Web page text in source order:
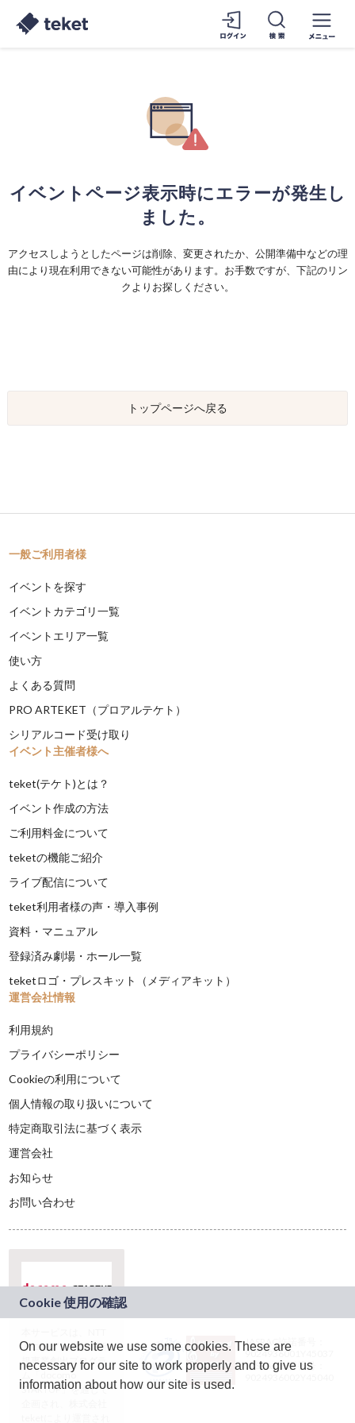
イベントページ表示時にエラーが発生し
ました。
アクセスしようとしたページは削除、変更されたか、公開準備中などの理
由により現在利用できない可能性があります。お手数ですが、下記のリン
クよりお探しください。
トップページへ戻る
一般ご利用者様
イベントを探す
イベントカテゴリ一覧
イベントエリア一覧
使い方
よくある質問
PRO ARTEKET（プロアルテケト）
シリアルコード受け取り
イベント主催者様へ
teket(テケト)とは？
イベント作成の方法
ご利用料金について
teketの機能ご紹介
ライブ配信について
teket利用者様の声・導入事例
資料・マニュアル
登録済み劇場・ホール一覧
teketロゴ・プレスキット（メディアキット）
運営会社情報
利用規約
プライバシーポリシー
Cookieの利用について
個人情報の取り扱いについて
特定商取引法に基づく表示
運営会社
お知らせ
お問い合わせ
ドコモグループの新
規事業創出プログラ
ム「docomo
STARTUP」を通じて
JASRAC許諾番号：
9024936001Y45037
JASRAC許諾番号：
On our website we use some cookies. These are
necessary for our site to work properly and to give us
information about how our site is used.